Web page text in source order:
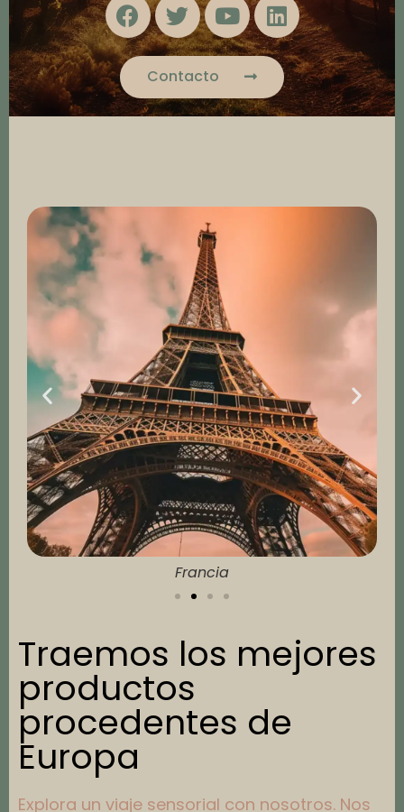
Contacto
Francia
Traemos los mejores
productos
procedentes de
Europa
Explora un viaje sensorial con nosotros. Nos